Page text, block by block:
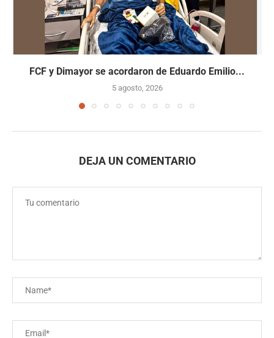
FCF y Dimayor se acordaron de Eduardo Emilio...
5 agosto, 2026
DEJA UN COMENTARIO